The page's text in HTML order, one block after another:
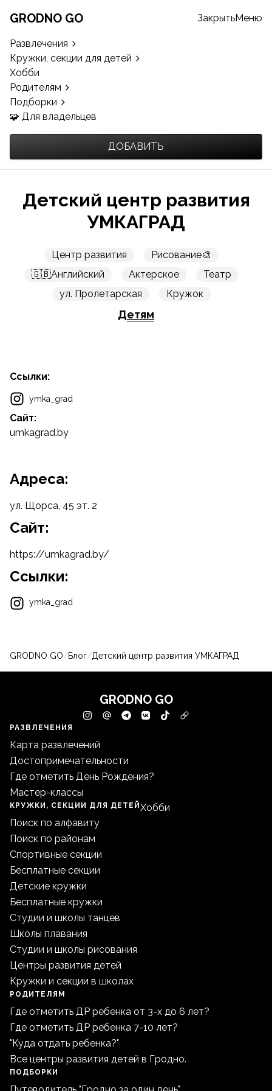
GRODNO GO
Развлечения
Кружки, секции для детей
Хобби
Родителям
Подборки
🧩 Для владельцев
ДОБАВИТЬ
ЗакрытьМеню
Детский центр развития
УМКАГРАД
Центр развития
Рисование🎨
🇬🇧Английский
Актерское
Театр
ул. Пролетарская
Кружок
Детям
Ссылки:
ymka_grad
Сайт:
umkagrad.by
Адреса:
ул. Щорса, 45 эт. 2
Cайт:
https://umkagrad.by/
Ссылки:
ymka_grad
GRODNO GO/Блог/ Детский центр развития УМКАГРАД
GRODNO GO
РАЗВЛЕЧЕНИЯ
Карта развлечений
Достопримечательности
Где отметить День Рождения?
Мастер-классы
КРУЖКИ, СЕКЦИИ ДЛЯ ДЕТЕЙ
Поиск по алфавиту
Поиск по районам
Спортивные секции
Бесплатные секции
Детские кружки
Бесплатные кружки
Студии и школы танцев
Школы плавания
Студии и школы рисования
Центры развития детей
Кружки и секции в школах
Хобби
РОДИТЕЛЯМ
Где отметить ДР ребенка от 3-х до 6 лет?
Где отметить ДР ребенка 7-10 лет?
"Куда отдать ребенка?"
Все центры развития детей в Гродно.
ПОДБОРКИ